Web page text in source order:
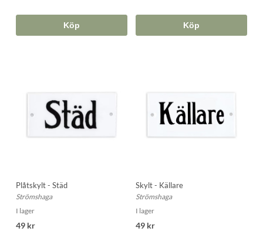
Köp Köp
Plåtskylt - Städ
Strömshaga
I lager
49 kr
Skylt - Källare
Strömshaga
I lager
49 kr